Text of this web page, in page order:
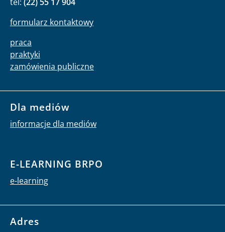
formularz kontaktowy
praca
praktyki
zamówienia publiczne
Dla mediów
informacje dla mediów
E-LEARNING BRPO
e-learning
Adres